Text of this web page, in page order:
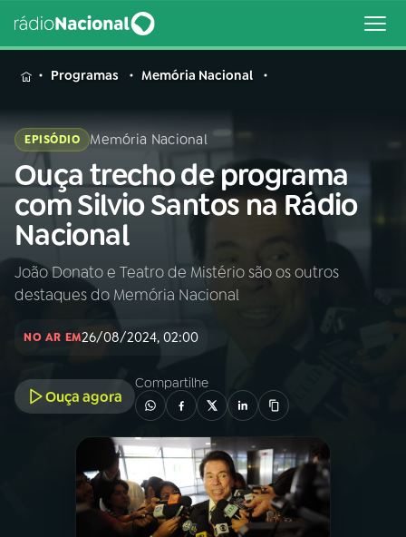
MENU
Buscar
na
Rádio
Nacional
Buscar
AO VIVO
INÍCIO
A RÁDIO
PROGRAMAÇÃO
PROGRAMAS
Programas Memória Nacional
EPISÓDIO Memória Nacional
Ouça trecho de programa
com Silvio Santos na Rádio
Nacional
João Donato e Teatro de Mistério são os outros
destaques do Memória Nacional
NO AR EM26/08/2024, 02:00
Ouça agora
Compartilhe